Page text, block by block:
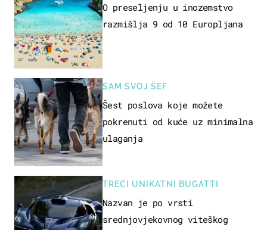
O preseljenju u inozemstvo
razmišlja 9 od 10 Europljana
SAM SVOJ ŠEF
Šest poslova koje možete
pokrenuti od kuće uz minimalna
ulaganja
TREĆI UNIKATNI BUGATTI
Nazvan je po vrsti
srednjovjekovnog viteškog